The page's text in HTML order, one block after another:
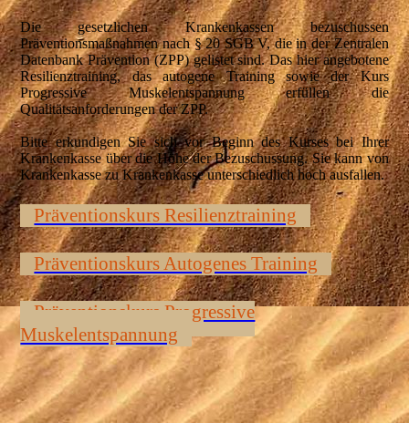
Die gesetzlichen Krankenkassen bezuschussen
Präventionsmaßnahmen nach § 20 SGB V, die in der Zentralen
Datenbank Prävention (ZPP) gelistet sind. Das hier angebotene
Resilienztraining, das autogene Training sowie der Kurs
Progressive Muskelentspannung erfüllen die
Qualitätsanforderungen der ZPP.
Bitte erkundigen Sie sich vor Beginn des Kurses bei Ihrer
Krankenkasse über die Höhe der Bezuschussung. Sie kann von
Krankenkasse zu Krankenkasse unterschiedlich hoch ausfallen.
Präventionskurs Resilienztraining
Präventionskurs Autogenes Training
Präventionskurs Progressive
Muskelentspannung